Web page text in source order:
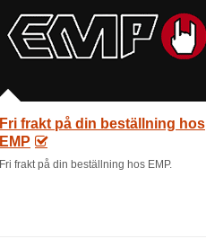
Fri frakt på din beställning hos
EMP
Fri frakt på din beställning hos EMP.